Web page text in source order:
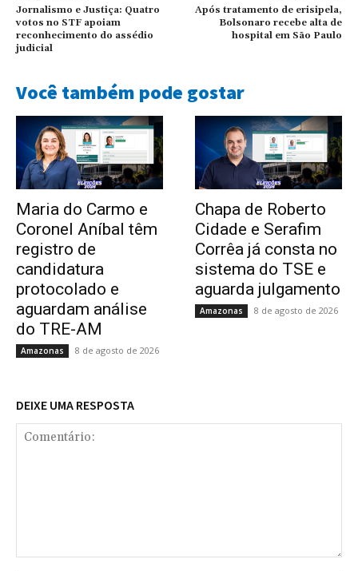
Jornalismo e Justiça: Quatro
votos no STF apoiam
reconhecimento do assédio
judicial
Após tratamento de erisipela,
Bolsonaro recebe alta de
hospital em São Paulo
Você também pode gostar
Maria do Carmo e
Coronel Aníbal têm
registro de
candidatura
protocolado e
aguardam análise
do TRE-AM
Amazonas 8 de agosto de 2026
Chapa de Roberto
Cidade e Serafim
Corrêa já consta no
sistema do TSE e
aguarda julgamento
Amazonas 8 de agosto de 2026
DEIXE UMA RESPOSTA